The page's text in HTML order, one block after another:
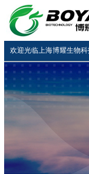
欢迎光临上海博耀生物